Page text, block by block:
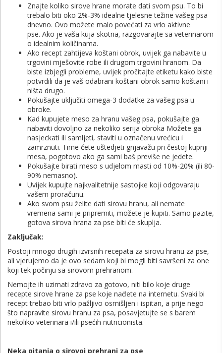
Znajte koliko sirove hrane morate dati svom psu. To bi
trebalo biti oko 2%-3% idealne tjelesne težine vašeg psa
dnevno. Ovo možete malo povećati za vrlo aktivne
pse. Ako je vaša kuja skotna, razgovarajte sa veterinarom
o idealnim količinama.
Ako recept zahtijeva koštani obrok, uvijek ga nabavite u
trgovini mješovite robe ili drugom trgovini hranom. Da
biste izbjegli probleme, uvijek pročitajte etiketu kako biste
potvrdili da je vaš odabrani koštani obrok samo koštani i
ništa drugo.
Pokušajte uključiti omega-3 dodatke za vašeg psa u
obroke.
Kad kupujete meso za hranu vašeg psa, pokušajte ga
nabaviti dovoljno za nekoliko serija obroka Možete ga
nasjeckati ili samljeti, staviti u označenu vrećicu i
zamrznuti. Time ćete uštedjeti gnjavažu pri čestoj kupnji
mesa, pogotovo ako ga sami baš previše ne jedete.
Pokušajte birati meso s udjelom masti od 10%-20% (ili 80-
90% nemasno).
Uvijek kupujte najkvalitetnije sastojke koji odgovaraju
vašem proračunu.
Ako svom psu želite dati sirovu hranu, ali nemate
vremena sami je pripremiti, možete je kupiti. Samo pazite,
gotova sirova hrana za pse biti će skuplja.
Zaključak:
Postoji mnogo drugih izvrsnih recepata za sirovu hranu za pse,
ali vjerujemo da je ovo sedam koji bi mogli biti savršeni za one
koji tek počinju sa sirovom prehranom.
Nemojte ih uzimati zdravo za gotovo, niti bilo koje druge
recepte sirove hrane za pse koje nađete na internetu. Svaki bi
recept trebao biti vrlo pažljivo osmišljen i ispitan, a prije nego
što napravite sirovu hranu za psa, posavjetujte se s barem
nekoliko veterinara i/ili psećih nutricionista.
Neka pitanja o sirovoj prehrani za pse